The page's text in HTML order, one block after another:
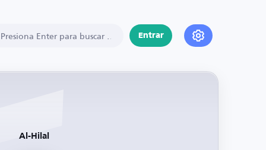
Entrar
Al-Hilal